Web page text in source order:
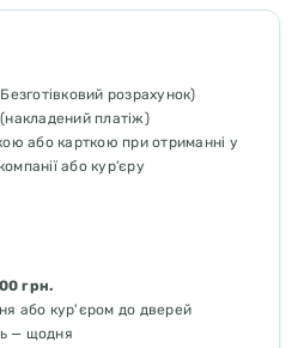
розрахунок)
платіж)
або карткою при отриманні у
або кур’єру
грн.
або кур'єром до дверей
— щодня